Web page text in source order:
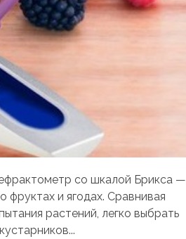
со шкалой Брикса —
фруктах и ягодах. Сравнивая
растений, легко выбрать